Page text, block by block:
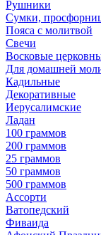
Рушники
Сумки,
Пояса с молитвой
Свечи
Восковые
Для домашней
Кадильные
Декоративные
Иерусалимские
Ладан
100 граммов
200 граммов
25 граммов
50 граммов
500 граммов
Ассорти
Ватопедский
Фиваида